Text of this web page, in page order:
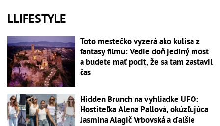
LLIFESTYLE
Toto mestečko vyzerá ako kulisa z
fantasy filmu: Vedie doň jediný most
a budete mať pocit, že sa tam zastavil
čas
Hidden Brunch na vyhliadke UFO:
Hostiteľka Alena Pallová, okúzľujúca
Jasmina Alagič Vrbovská a ďalšie